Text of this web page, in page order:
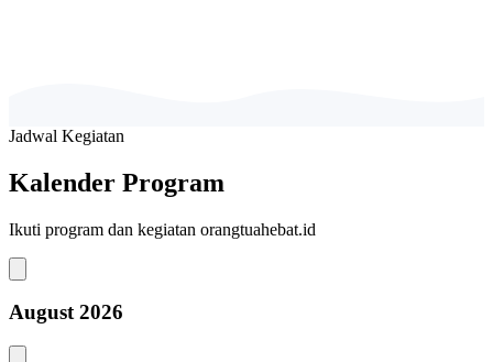
Jadwal Kegiatan
Kalender Program
Ikuti program dan kegiatan orangtuahebat.id
August 2026